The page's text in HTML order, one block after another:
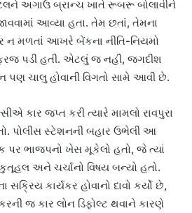
અગાઉ બ્રાન્ચ ખાતે રૂબરૂ બોલાવીને
આવ્યા હતા. તેમ છતાં, તેમના
ન મળતાં આખરે બેંકના નીતિ-નિયમો
પડી હતી. એટલું જ નહીં, જગદીશ
ચાલુ હોવાની વિગતો સામે આવી છે.
કાર જપ્ત કરી ત્યારે મામલો રાવપુરા
પોલીસ સ્ટેશનની બહાર ઉભેલી આ
પર ભાજપનો ખેસ મૂકેલો હતો, જે ત્યાં
અને ચર્ચાનો વિષય બન્યો હતો.
કાર્યકર હોવાનો દાવો કર્યો છે,
જ કાર લોન ડિફોલ્ટ થવાને કારણે